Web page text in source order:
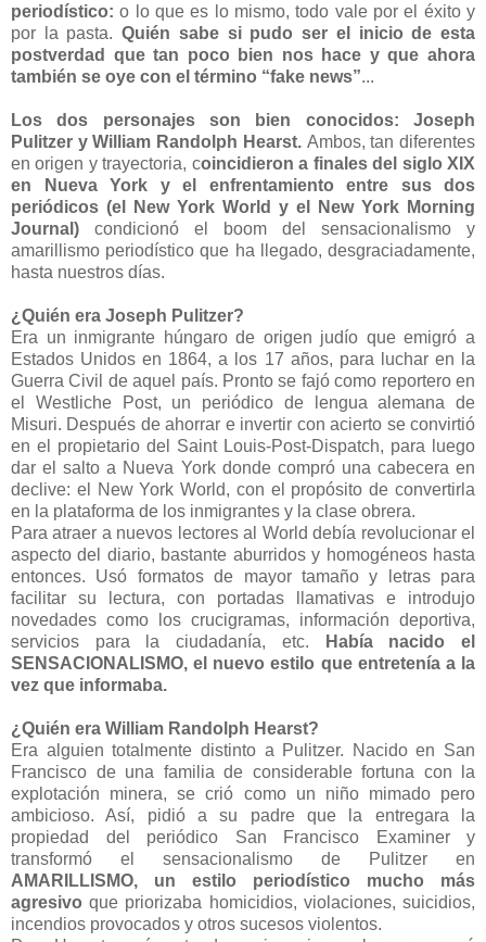
periodístico: o lo que es lo mismo, todo vale por el éxito y
por la pasta.Quién sabe si pudo ser el inicio de esta
postverdad que tan poco bien nos hace y que ahora
también se oye con el término “fake news”...
Los dos personajes son bien conocidos: Joseph
Pulitzer y William Randolph Hearst. Ambos, tan diferentes
en origen y trayectoria, coincidieron a finales del siglo XIX
en Nueva York y el enfrentamiento entre sus dos
periódicos (el New York World y el New York Morning
Journal) condicionó el boom del sensacionalismo y
amarillismo periodístico que ha llegado, desgraciadamente,
hasta nuestros días.
¿Quién era Joseph Pulitzer?
Era un inmigrante húngaro de origen judío que emigró a
Estados Unidos en 1864, a los 17 años, para luchar en la
Guerra Civil de aquel país. Pronto se fajó como reportero en
el Westliche Post, un periódico de lengua alemana de
Misuri. Después de ahorrar e invertir con acierto se convirtió
en el propietario del Saint Louis-Post-Dispatch, para luego
dar el salto a Nueva York donde compró una cabecera en
declive: el New York World, con el propósito de convertirla
en la plataforma de los inmigrantes y la clase obrera.
Para atraer a nuevos lectores al World debía revolucionar el
aspecto del diario, bastante aburridos y homogéneos hasta
entonces. Usó formatos de mayor tamaño y letras para
facilitar su lectura, con portadas llamativas e introdujo
novedades como los crucigramas, información deportiva,
servicios para la ciudadanía, etc.
Había nacido el
SENSACIONALISMO, el nuevo estilo que entretenía a la
vez que informaba.
¿Quién era William Randolph Hearst?
Era alguien totalmente distinto a Pulitzer. Nacido en San
Francisco de una familia de considerable fortuna con la
explotación minera, se crió como un niño mimado pero
ambicioso. Así, pidió a su padre que la entregara la
propiedad del periódico San Francisco Examiner y
transformó el sensacionalismo de Pulitzer en
AMARILLISMO, un estilo periodístico mucho más
agresivo que priorizaba homicidios, violaciones, suicidios,
incendios provocados y otros sucesos violentos.